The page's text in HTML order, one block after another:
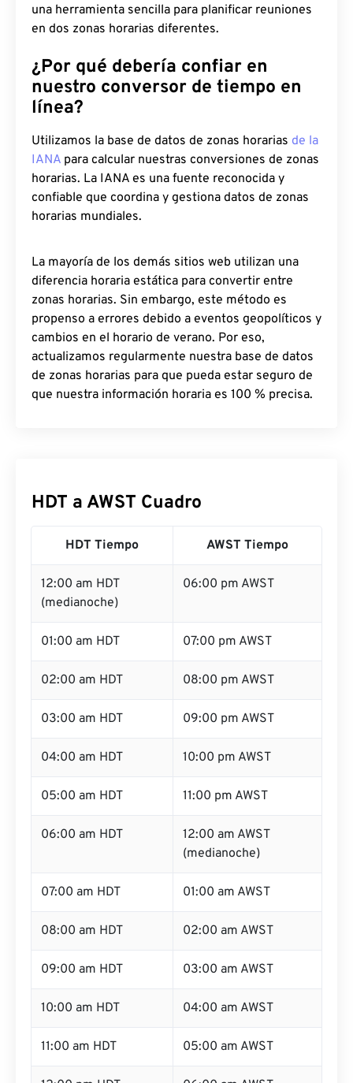
una herramienta sencilla para planificar reuniones
en dos zonas horarias diferentes.
¿Por qué debería confiar en
nuestro conversor de tiempo en
línea?
Utilizamos la base de datos de zonas horarias de la
IANA para calcular nuestras conversiones de zonas
horarias. La IANA es una fuente reconocida y
confiable que coordina y gestiona datos de zonas
horarias mundiales.
La mayoría de los demás sitios web utilizan una
diferencia horaria estática para convertir entre
zonas horarias. Sin embargo, este método es
propenso a errores debido a eventos geopolíticos y
cambios en el horario de verano. Por eso,
actualizamos regularmente nuestra base de datos
de zonas horarias para que pueda estar seguro de
que nuestra información horaria es 100 % precisa.
HDT a AWST Cuadro
HDT Tiempo AWST Tiempo
12:00 am HDT
(medianoche)
06:00 pm AWST
01:00 am HDT 07:00 pm AWST
02:00 am HDT 08:00 pm AWST
03:00 am HDT 09:00 pm AWST
04:00 am HDT 10:00 pm AWST
05:00 am HDT 11:00 pm AWST
06:00 am HDT
12:00 am AWST
(medianoche)
07:00 am HDT 01:00 am AWST
08:00 am HDT 02:00 am AWST
09:00 am HDT 03:00 am AWST
10:00 am HDT 04:00 am AWST
11:00 am HDT 05:00 am AWST